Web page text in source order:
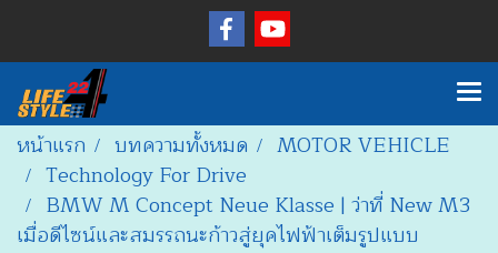
หน้าแรก บทความทั้งหมด
MOTOR VEHICLE
Technology For Drive
BMW M Concept Neue Klasse | ว่าที่ New M3
เมื่อดีไซน์และสมรรถนะก้าวสู่ยุคไฟฟ้าเต็มรูปแบบ